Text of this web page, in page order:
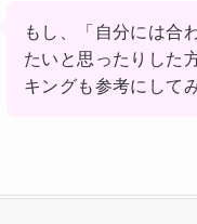
もし、「自分には合
たいと思ったりした
キングも参考にして